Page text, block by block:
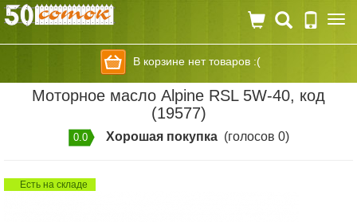
В корзине нет товаров :(
Моторное масло Alpine RSL 5W-40, код
(19577)
0.0 Хорошая покупка (голосов 0)
Есть на складе